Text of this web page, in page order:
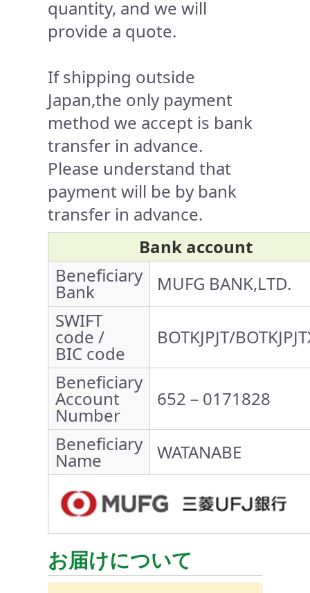
quantity, and we will
provide a quote.
If shipping outside
Japan,the only payment
method we accept is bank
transfer in advance.
Please understand that
payment will be by bank
transfer in advance.
Bank account
Beneficiary
Bank
MUFG BANK,LTD.
SWIFT
code /
BIC code
BOTKJPJT/
Beneficiary
Account
Number
652－0171828
Beneficiary
Name WATANABE
お届けについて